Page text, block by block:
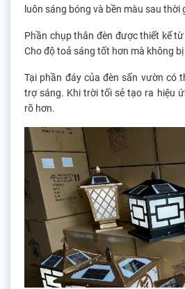
luôn sáng bóng và bền màu sau thời
Phần chụp thân đèn được thiết kế
Cho độ toả sáng tốt hơn mà không
Tại phần đáy của đèn sấn vườn có
trợ sáng. Khi trời tối sẻ tạo ra hiệu
rõ hơn.